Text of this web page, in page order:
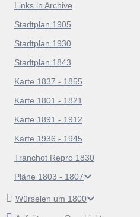
Links in Archive
Stadtplan 1905
Stadtplan 1930
Stadtplan 1843
Karte 1837 - 1855
Karte 1801 - 1821
Karte 1891 - 1912
Karte 1936 - 1945
Tranchot Repro 1830
Pläne 1803 - 1807
Würselen um 1800